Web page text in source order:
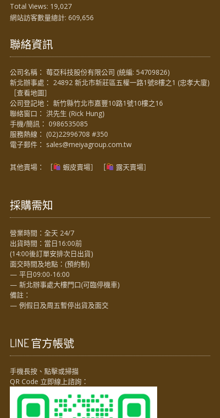
Total Views: 19,027
網站訪客數量總計: 609,656
聯絡資訊
公司名稱： 莓亞科技股份有限公司 (統編: 54709826)
新北辦事處： 24892 新北市新莊區五權一路1號8樓之1 (忠孝大廈)
［查看地圖］
公司登記地： 新竹縣竹北市嘉豐10路1號10樓之16
聯絡窗口： 洪先生 (Rick Hung)
手機/簡訊： 0986535085
服務熱線： (02)22996708 #350
電子郵件： sales@meiyagroup.com.tw
其他賣場： ［ 蝦皮賣場］ ［ 露天賣場］
採購需知
營業時間：全天 24/7
出貨時間：當日16:00前
(14:00後訂單安排次日出貨)
面交時間及地點：(預約制)
— 平日09:00-16:00
— 新北辦事處大樓門口(可臨停機車)
備註：
— 例假日及周五暫停出貨及面交
LINE 官方帳號
手機長按、點擊或掃描
QR Code 立即線上諮詢：